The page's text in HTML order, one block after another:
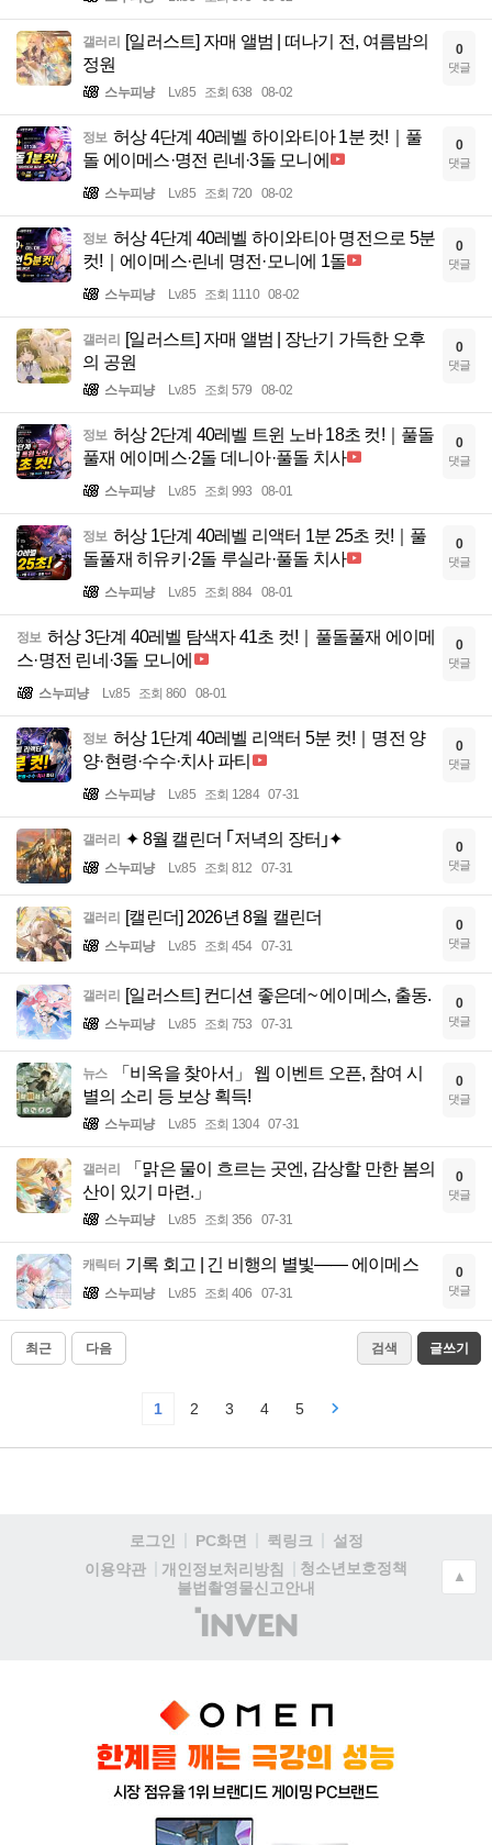
갤러리 [일러스트] 자매 앨범 | 떠나기 전, 여름밤의
정원
스누피냥 Lv.85 조회 638 08-02
0
댓글
정보 허상 4단계 40레벨 하이와티아 1분 컷!｜풀
돌 에이메스·명전 린네·3돌 모니에
스누피냥 Lv.85 조회 720 08-02
0
댓글
정보 허상 4단계 40레벨 하이와티아 명전으로 5분
컷!｜에이메스·린네 명전·모니에 1돌
스누피냥 Lv.85 조회 1110 08-02
0
댓글
갤러리 [일러스트] 자매 앨범 | 장난기 가득한 오후
의 공원
스누피냥 Lv.85 조회 579 08-02
0
댓글
정보 허상 2단계 40레벨 트윈 노바 18초 컷!｜풀돌
풀재 에이메스·2돌 데니아·풀돌 치사
스누피냥 Lv.85 조회 993 08-01
0
댓글
정보 허상 1단계 40레벨 리액터 1분 25초 컷!｜풀
돌풀재 히유키·2돌 루실라·풀돌 치사
스누피냥 Lv.85 조회 884 08-01
0
댓글
정보 허상 3단계 40레벨 탐색자 41초 컷!｜풀돌풀재 에이메
스·명전 린네·3돌 모니에
스누피냥 Lv.85 조회 860 08-01
0
댓글
정보 허상 1단계 40레벨 리액터 5분 컷!｜명전 양
양·현령·수수·치사 파티
스누피냥 Lv.85 조회 1284 07-31
0
댓글
갤러리 ✦ 8월 캘린더 ｢저녁의 장터｣✦
스누피냥 Lv.85 조회 812 07-31
0
댓글
갤러리 [캘린더] 2026년 8월 캘린더
스누피냥 Lv.85 조회 454 07-31
0
댓글
갤러리 [일러스트] 컨디션 좋은데~ 에이메스, 출동.
스누피냥 Lv.85 조회 753 07-31
0
댓글
뉴스
「비옥을 찾아서」 웹 이벤트 오픈, 참여 시
별의 소리 등 보상 획득!
스누피냥 Lv.85 조회 1304 07-31
0
댓글
갤러리
「맑은 물이 흐르는 곳엔, 감상할 만한 봄의
산이 있기 마련.」
스누피냥 Lv.85 조회 356 07-31
0
댓글
캐릭터 기록 회고 | 긴 비행의 별빛—— 에이메스
스누피냥 Lv.85 조회 406 07-31
0
댓글
최근 다음 검색 글쓰기
1 2 3 4 5
로그인 PC화면 퀵링크
설정
이용약관
개인정보처리방침
청소년보호정책
불법촬영물신고안내
(주)
인
▲